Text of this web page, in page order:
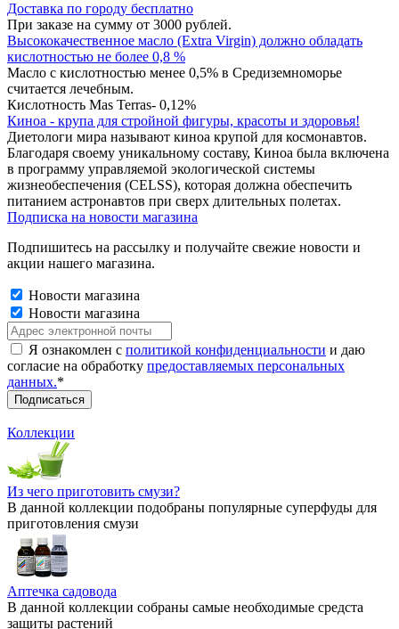
Доставка по городу бесплатно
При заказе на сумму от 3000 рублей.
Высококачественное масло (Extra Virgin) должно обладать
кислотностью не более 0,8 %
Масло с кислотностью менее 0,5% в Средиземноморье
считается лечебным.
Кислотность Mas Terras- 0,12%
Киноа - крупа для стройной фигуры, красоты и здоровья!
Диетологи мира называют киноа крупой для космонавтов.
Благодаря своему уникальному составу, Киноа была включена
в программу управляемой экологической системы
жизнеобеспечения (CELSS), которая должна обеспечить
питанием астронавтов при сверх длительных полетах.
Подписка на новости магазина
Подпишитесь на рассылку и получайте свежие новости и
акции нашего магазина.
Новости магазина
Новости магазина
Я ознакомлен с политикой конфиденциальности и даю
согласие на обработку предоставляемых персональных
данных.*
Коллекции
Из чего приготовить смузи?
В данной коллекции подобраны популярные суперфуды для
приготовления смузи
Аптечка садовода
В данной коллекции собраны самые необходимые средста
защиты растений